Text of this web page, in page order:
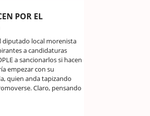
POR EL
diputado local morenista
a candidaturas
a sancionarlos si hacen
empezar con su
quien anda tapizando
Claro, pensando